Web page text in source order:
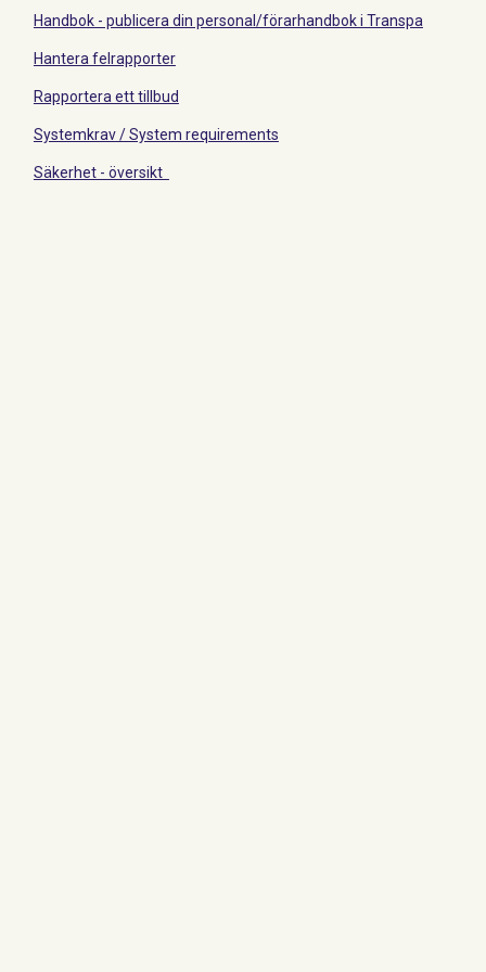
Handbok - publicera din personal/förarhandbok i Transpa
Hantera felrapporter
Rapportera ett tillbud
Systemkrav / System requirements
Säkerhet - översikt